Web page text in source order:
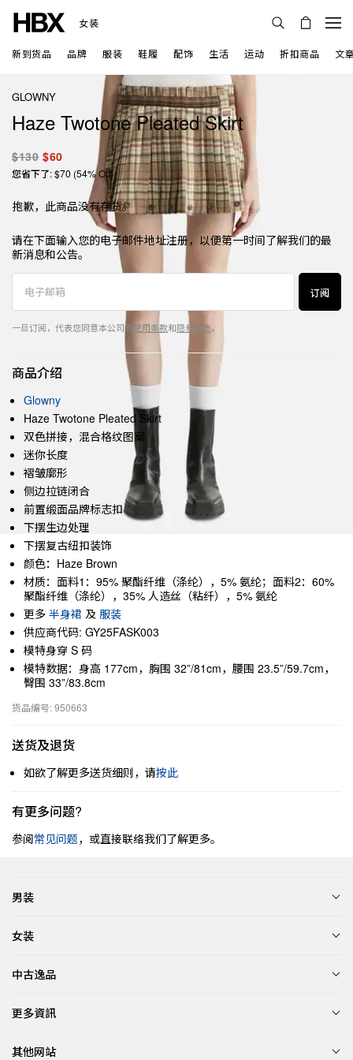
女装
新到货品 品牌 服装 鞋履 配饰 生活 运动 折扣商品 文
GLOWNY
Haze Twotone Pleated Skirt
$130 $60
您省下了: $70 (54% Off)
抱歉，此商品没有存货。
请在下面输入您的电子邮件地址注册，以便第一时间了解我们的最
新消息和公告。
订阅
一旦订阅，代表您同意本公司的使用条款和隐私政策。
商品介绍
Glowny
Haze Twotone Pleated Skirt
双色拼接，混合格纹图案
迷你长度
褶皱廓形
侧边拉链闭合
前置缎面品牌标志扣
下摆生边处理
下摆复古纽扣装饰
颜色：Haze Brown
材质：面料1：95% 聚酯纤维（涤纶），5% 氨纶；面料2：60%
聚酯纤维（涤纶），35% 人造丝（粘纤），5% 氨纶
更多 半身裙 及 服装
供应商代码: GY25FASK003
模特身穿 S 码
模特数据：身高 177cm，胸围 32”/81cm，腰围 23.5”/59.7cm，
臀围 33”/83.8cm
货品编号: 950663
送货及退货
如欲了解更多送货细则，请按此
有更多问题?
参阅常见问题，或直接联络我们了解更多。
男装
女装
中古逸品
更多資訊
其他网站